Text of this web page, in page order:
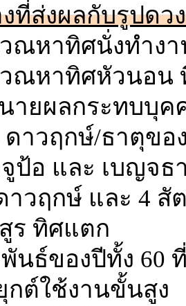
ที่ส่งผลกับรูปดว
ณหาทิศนั่งทำง
ณหาทิศหัวนอน
ายผลกระทบบุค
ดาวฤกษ์/ธาตุขอ
ป้อ และ เบญจธ
าวฤกษ์ และ 4 สั
ร ทิศแตก
นธ์ของปีทั้ง 60
กต์ใช้งานขั้นสูง